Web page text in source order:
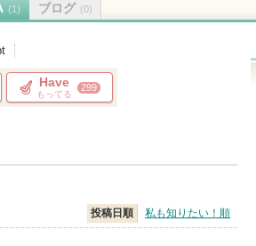
(1) ブログ (0)
Have
もってる
299
投稿日順 私も知りたい！順